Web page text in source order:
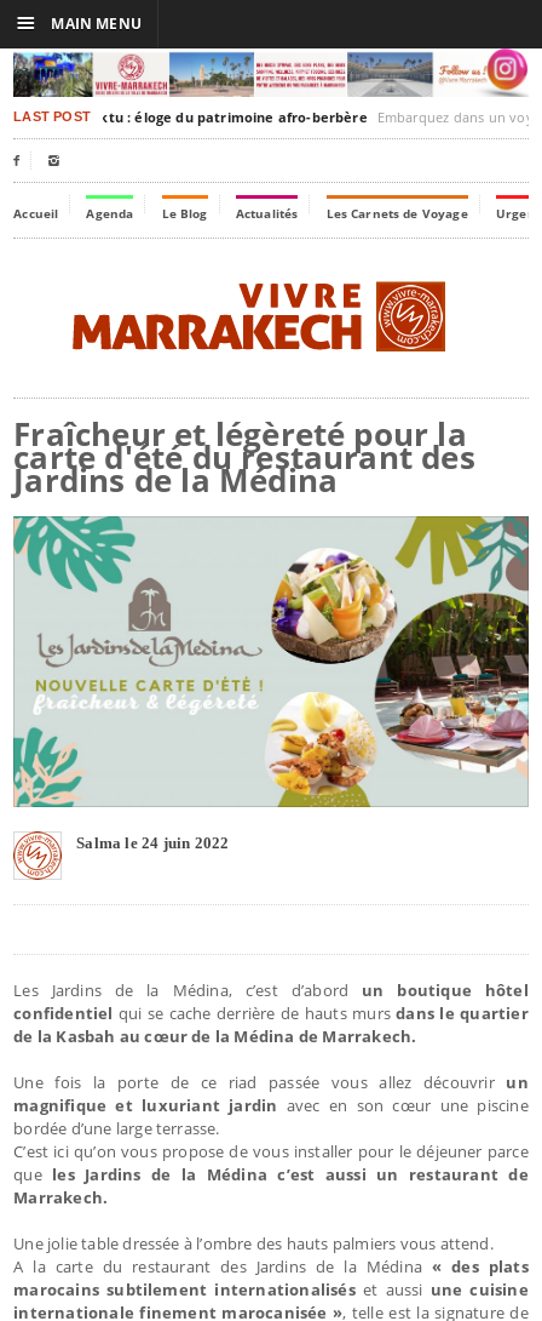
LAST POST
Timbuktu : éloge du patrimoine afro-berbère Embarquez dans un voyage culturel dans le
 
Accueil Agenda Le Blog Actualités Les Carnets de Voyage
Fraîcheur et légèreté pour la
carte d'été du restaurant des
Jardins de la Médina
Salma le 24 juin 2022
Les Jardins de la Médina, c’est d’abord un boutique hôtel
confidentiel qui se cache derrière de hauts mursdans le quartier
de la Kasbah au cœur de la Médina de Marrakech.
Une fois la porte de ce riad passée vous allez découvrir un
magnifique et luxuriant jardin avec en son cœur une piscine
bordée d’une large terrasse.
C’est ici qu’on vous propose de vous installer pour le déjeuner parce
queles Jardins de la Médina c’est aussi un restaurant de
Marrakech.
Une jolie table dressée à l’ombre des hauts palmiers vous attend.
A la carte du restaurant des Jardins de la Médina« des plats
marocains subtilement internationaliséset aussi une cuisine
internationale finement marocanisée », telle est la signature de
☰ MAIN MENU